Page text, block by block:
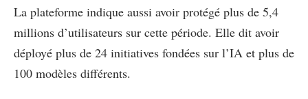
La plateforme indique aussi avoir protégé plus de 5,4
millions d’utilisateurs sur cette période. Elle dit avoir
déployé plus de 24 initiatives fondées sur l’IA et plus de
100 modèles différents.